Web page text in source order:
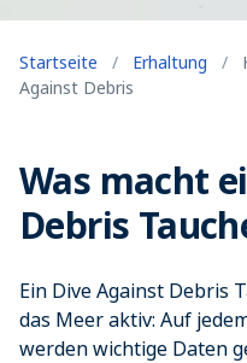
Startseite / Erhaltung /
Against Debris
Was macht
Debris
Ein Dive Against Debris
das Meer aktiv: Auf
werden wichtige Daten